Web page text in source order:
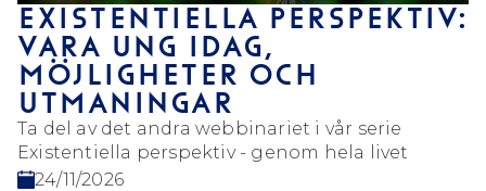
EXISTENTIELLA PERSPEKTIV:
VARA UNG IDAG,
MÖJLIGHETER OCH
UTMANINGAR
Ta del av det andra webbinariet i vår serie
Existentiella perspektiv - genom hela livet
24/11/2026